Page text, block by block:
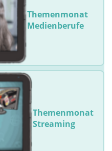
Themenmonat
Medienberufe
Themenmonat
Streaming